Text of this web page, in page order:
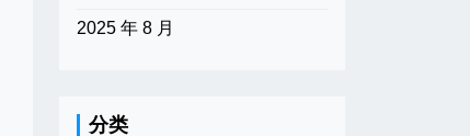
2025 年 8 月
分类